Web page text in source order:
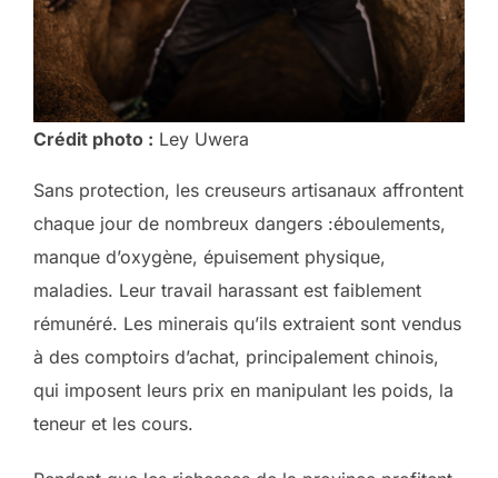
Crédit photo : Ley Uwera
Sans protection, les creuseurs artisanaux affrontent
chaque jour de nombreux dangers :éboulements,
manque d’oxygène, épuisement physique,
maladies. Leur travail harassant est faiblement
rémunéré. Les minerais qu’ils extraient sont vendus
à des comptoirs d’achat, principalement chinois,
qui imposent leurs prix en manipulant les poids, la
teneur et les cours.